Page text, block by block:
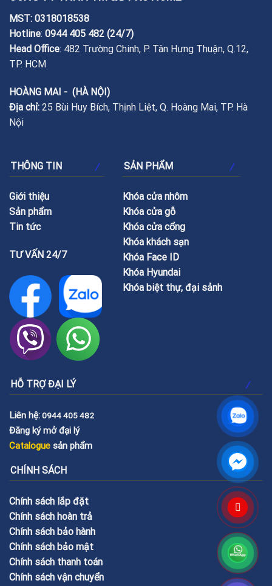
MST: 0318018538
Hotline: 0944 405 482 (24/7)
Head Office: 482 Trường Chinh, P. Tân Hưng Thuận, Q.12,
TP. HCM
HOÀNG MAI - (HÀ NỘI)
Địa chỉ: 25 Bùi Huy Bích, Thịnh Liệt, Q. Hoàng Mai, TP. Hà
Nội
THÔNG TIN
Giới thiệu
Sản phẩm
Tin tức
TƯ VẤN 24/7
SẢN PHẨM
Khóa cửa nhôm
Khóa cửa gỗ
Khóa cửa cổng
Khóa khách sạn
Khóa Face ID
Khóa Hyundai
Khóa biệt thự, đại sảnh
HỖ TRỢ ĐẠI LÝ
Liên hệ:0944 405 482
Đăng ký mở đại lý
Catalogue sản phẩm
CHÍNH SÁCH
Chính sách lắp đặt
Chính sách hoàn trả
Chính sách bảo hành
Chính sách bảo mật
Chính sách thanh toán
Chính sách vận chuyển